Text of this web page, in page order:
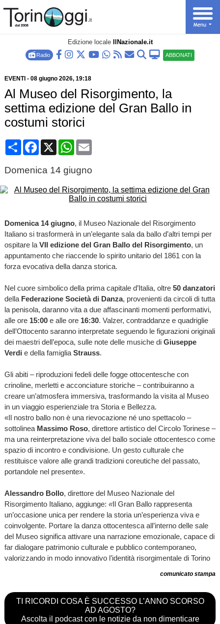
Edizione locale IlNazionale.it
Radio ABBONATI
EVENTI - 08 giugno 2026, 19:18
Al Museo del Risorgimento, la
settima edizione del Gran Ballo in
costumi storici
CondividiFacebook
X WhatsApp
Email
Domenica 14 giugno
Domenica 14 giugno, il Museo Nazionale del Risorgimento
Italiano si trasformerà in un’elegante sala da ballo d’altri tempi per
ospitare la VII edizione del Gran Ballo del Risorgimento, un
appuntamento che riaccende lo spirito unitario del 1861 con la
forza evocativa della danza storica.
Nel cuore simbolico della prima capitale d’Italia, oltre 50 danzatori
della Federazione Società di Danza, provenienti da circoli di tutta
la penisola, daranno vita a due affascinanti momenti performativi,
alle ore 15:00e alle ore 16:30. Valzer, contraddanze e quadriglie
dell’Ottocento saranno interpretate seguendo le figurazioni originali
dei maestri dell’epoca, sulle note delle musiche di Giuseppe
Verdi e della famiglia Strauss.
Gli abiti – riproduzioni fedeli delle fogge ottocentesche con
crinoline, merletti e acconciature storiche – contribuiranno a
creare un’atmosfera immersiva, trasformando la visita al Museo
in un viaggio esperienziale tra Storia e Bellezza.
«Il nostro ballo non è una rievocazione né uno spettacolo –
sottolinea Massimo Roso, direttore artistico del Circolo Torinese –
ma una reinterpretazione viva del ballo sociale ottocentesco come
spazio di incontro e condivisione. Un gesto culturale che
restituisce valore alle grandi tradizioni coreutiche del passato,
portandole nel presente».
Alessandro Bollo, direttore del Museo Nazionale del
Risorgimento Italiano, aggiunge: «Il Gran Ballo rappresenta
un’occasione unica per rendere la storia un’esperienza viva e
coinvolgente. Portare la danza ottocentesca all’interno delle sale
del Museo significa attivare una narrazione emozionale, capace di
far dialogare patrimonio culturale e pubblico contemporaneo,
valorizzando in modo innovativo l’identità risorgimentale di Torino
comunicato stampa
TI RICORDI COSA È SUCCESSO L’ANNO SCORSO
AD AGOSTO?
Ascolta il podcast con le notizie da non dimenticare